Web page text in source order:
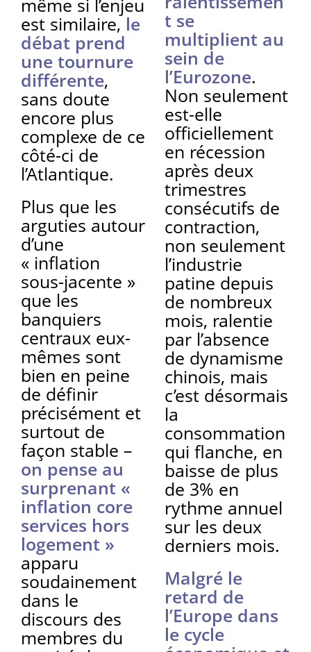
est similaire,le
débat prend
une tournure
différente,
sans doute
encore plus
complexe de ce
côté-ci de
l’Atlantique.
Plus que les
arguties autour
d’une
« inflation
sous-jacente »
que les
banquiers
centraux eux-
mêmes sont
bien en peine
de définir
précisément et
surtout de
façon stable –
on pense au
surprenant «
inflation core
services hors
logement »
apparu
soudainement
dans le
discours des
membres du
t se
multiplient au
sein de
l’Eurozone.
Non seulement
est-elle
officiellement
en récession
après deux
trimestres
consécutifs de
contraction,
non seulement
l’industrie
patine depuis
de nombreux
mois, ralentie
par l’absence
de dynamisme
chinois, mais
c’est désormais
la
consommation
qui flanche, en
baisse de plus
de 3% en
rythme annuel
sur les deux
derniers mois.
Malgré le
retard de
l’Europe dans
le cycle